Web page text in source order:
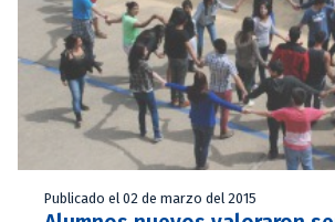
Publicado el 02 de marzo del 2015